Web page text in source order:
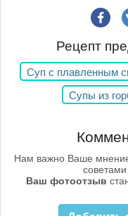
Рецепт
Суп с плавленным
Супы из
Нам важно Ваше
Ваш фотоотзыв